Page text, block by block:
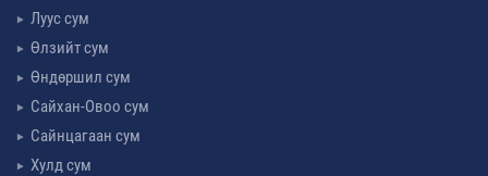
Луус сум
Өлзийт сум
Өндөршил сум
Сайхан-Овоо сум
Сайнцагаан сум
Хулд сум